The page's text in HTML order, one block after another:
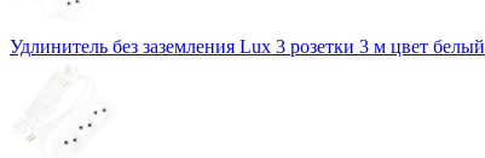
Удлинитель без заземления Lux 3 розетки 3 м цвет белый